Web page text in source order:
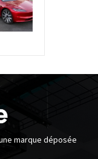
marque déposée